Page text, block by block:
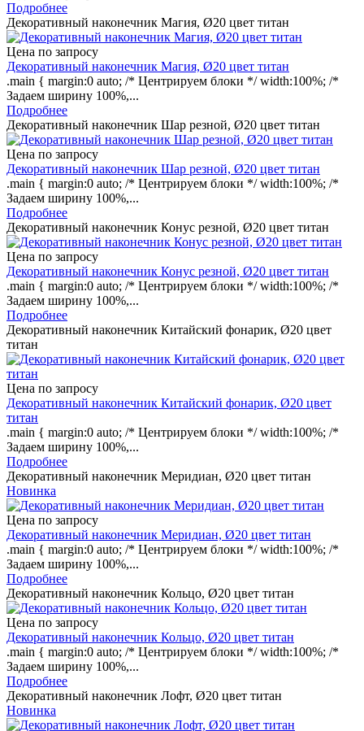
Подробнее
Декоративный наконечник Магия, Ø20 цвет титан
Цена по запросу
Декоративный наконечник Магия, Ø20 цвет титан
.main { margin:0 auto; /* Центрируем блоки */ width:100%; /*
Задаем ширину 100%,...
Подробнее
Декоративный наконечник Шар резной, Ø20 цвет титан
Цена по запросу
Декоративный наконечник Шар резной, Ø20 цвет титан
.main { margin:0 auto; /* Центрируем блоки */ width:100%; /*
Задаем ширину 100%,...
Подробнее
Декоративный наконечник Конус резной, Ø20 цвет титан
Цена по запросу
Декоративный наконечник Конус резной, Ø20 цвет титан
.main { margin:0 auto; /* Центрируем блоки */ width:100%; /*
Задаем ширину 100%,...
Подробнее
Декоративный наконечник Китайский фонарик, Ø20 цвет
титан
Цена по запросу
Декоративный наконечник Китайский фонарик, Ø20 цвет
титан
.main { margin:0 auto; /* Центрируем блоки */ width:100%; /*
Задаем ширину 100%,...
Подробнее
Декоративный наконечник Меридиан, Ø20 цвет титан
Новинка
Цена по запросу
Декоративный наконечник Меридиан, Ø20 цвет титан
.main { margin:0 auto; /* Центрируем блоки */ width:100%; /*
Задаем ширину 100%,...
Подробнее
Декоративный наконечник Кольцо, Ø20 цвет титан
Цена по запросу
Декоративный наконечник Кольцо, Ø20 цвет титан
.main { margin:0 auto; /* Центрируем блоки */ width:100%; /*
Задаем ширину 100%,...
Подробнее
Декоративный наконечник Лофт, Ø20 цвет титан
Новинка